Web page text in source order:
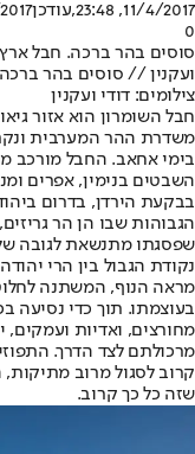
11/4/2017, 23:48
,עודכן23:48
0
סוסים בהר ברכה. חבל ארץ
ועקנין // סוסים בהר
צילומים: דודי ועקנין
חבל השומרון הוא אזור
משדרת ההר המערבית
בימי אחאב. החבל מורכב
השבטים בנימין, אפרים
בבקעת הירדן, בדרום
הגבוהות שבו הן הר
נקודת הגבול בין הרי
מראה הנוף, המשתנה
בעוצמתו. תוך כדי נסיעה
מחורצים, ואדיות ועמקים,
מרכולתם לצד הדרך.
קרוב לסגול מרוב מתיקות,
שזה כל כך קרוב.